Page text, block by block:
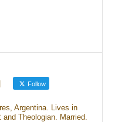
Follow
Argentina. Lives in
Theologian. Married.